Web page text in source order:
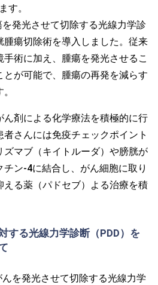
す。
発光させて切除する光線力学診
腫瘍切除術を導入しました。従来
術に加え、腫瘍を発光させるこ
とが可能で、腫瘍の再発を減らす
剤による化学療法を積極的に行
さんには免疫チェックポイント
ズマブ（キイトルーダ）や膀胱が
ン-4に結合し、がん細胞に取り
る薬（パドセブ）よる治療を積
する光線力学診断（PDD）を
を発光させて切除する光線力学